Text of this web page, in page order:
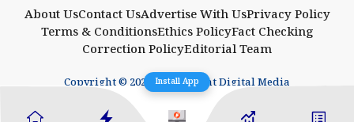
About UsContact UsAdvertise With UsPrivacy Policy
Terms & ConditionsEthics PolicyFact Checking
Correction PolicyEditorial Team
Copyright © 2025 Banglahunt Digital Media
Install App